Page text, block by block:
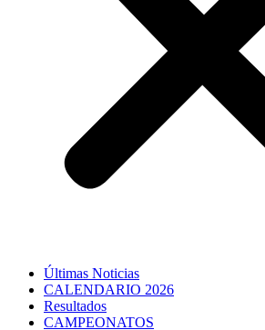
Últimas Noticias
CALENDARIO 2026
Resultados
CAMPEONATOS